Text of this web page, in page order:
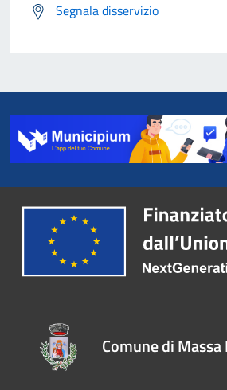
Segnala disservizio
Comune di